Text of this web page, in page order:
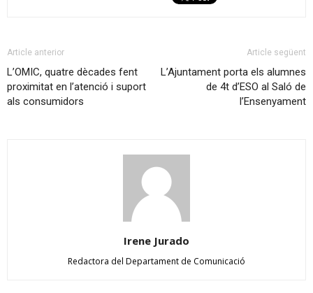
Article anterior
L’OMIC, quatre dècades fent
proximitat en l’atenció i suport
als consumidors
Article següent
L’Ajuntament porta els alumnes
de 4t d’ESO al Saló de
l’Ensenyament
Irene Jurado
Redactora del Departament de Comunicació